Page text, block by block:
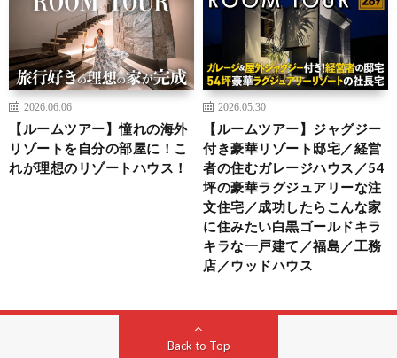
2026.06.06
【ルームツアー】憧れの海外
リゾートを自分の部屋に！こ
れが理想のリゾートハウス！
2026.05.30
【ルームツアー】ジャグジー
付き豪華リゾート邸宅／経営
者の住むガレージハウス／54
坪の豪華ラグジュアリーな注
文住宅／成功したらこんな家
に住みたい白黒ゴールドキラ
キラな一戸建て／福島／工務
店／ウッドハウス
Back to Top